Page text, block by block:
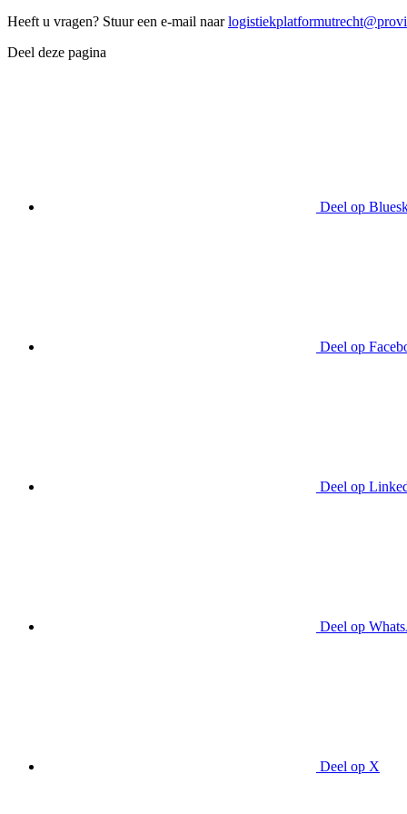
Heeft u vragen? Stuur een e-mail naar
Deel deze pagina
Deel op
Deel op
Deel op
Deel op
Deel op X